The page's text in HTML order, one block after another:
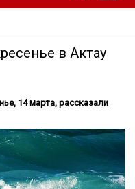
в Актау
14 марта, рассказали